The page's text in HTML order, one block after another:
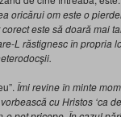
oricărui om este o
este să doară mai
L răstignesc în propria
Îmi revine în minte
cu Hristos ‘ca